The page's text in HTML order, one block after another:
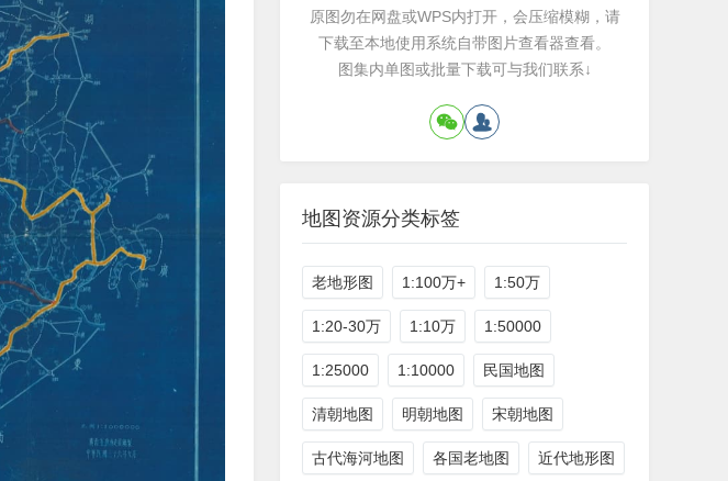
原图勿在网盘或WPS内打开，会压缩模糊，请
下载至本地使用系统自带图片查看器查看。
图集内单图或批量下载可与我们联系↓
地图资源分类标签
老地形图 1:100万+ 1:50万
1:20-30万 1:10万 1:50000
1:25000 1:10000 民国地图
清朝地图 明朝地图 宋朝地图
古代海河地图 各国老地图 近代地形图